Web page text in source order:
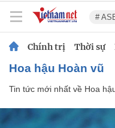
#
Chính trị Thời sự
Hoa hậu Hoàn vũ
Tin tức mới nhất về Hoa